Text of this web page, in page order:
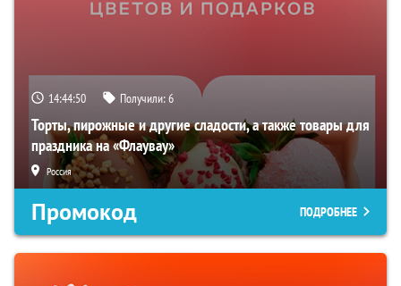
14:44:49 Получили:6
Торты, пирожные и другие сладости, а также товары для
праздника на «Флаувау»
Россия
Промокод ПОДРОБНЕЕ